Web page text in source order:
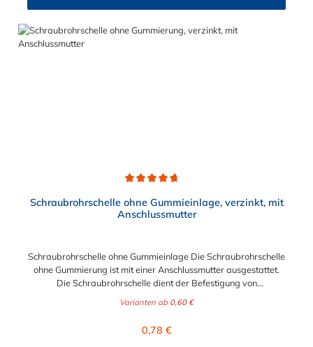
Schraubrohrschelle ohne Gummieinlage, verzinkt, mit
Anschlussmutter
Schraubrohrschelle ohne Gummieinlage Die Schraubrohrschelle
ohne Gummierung ist mit einer Anschlussmutter ausgestattet.
Die Schraubrohrschelle dient der Befestigung von
Anwendung im Sanitär-, Heizungs-, und Abwasserbereich.
Kombi-Gewinde, besitzt einen Schnellverschluß, der eine
Varianten ab 0,60 €
Regulärer Preis:
0,78 €